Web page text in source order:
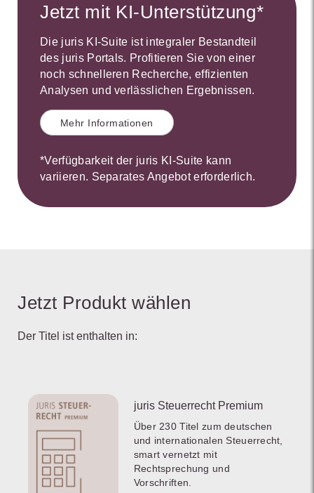
Jetzt mit KI-Unterstützung*
Die juris KI-Suite ist integraler Bestandteil
des juris Portals. Profitieren Sie von einer
noch schnelleren Recherche, effizienten
Analysen und verlässlichen Ergebnissen.
Mehr Informationen
*Verfügbarkeit der juris KI-Suite kann
variieren. Separates Angebot erforderlich.
Jetzt Produkt wählen
Der Titel ist enthalten in:
juris Steuerrecht Premium
Über 230 Titel zum deutschen
und internationalen Steuerrecht,
smart vernetzt mit
Rechtsprechung und
Vorschriften.